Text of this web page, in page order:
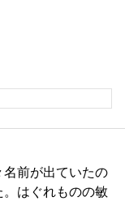
前が出ていたの
はぐれものの敏